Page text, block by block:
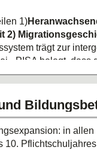
1)
2)
trägt zur
- PISA belegt, dass
gleichsam
-
/ in
zwischen
Leistung
in
10.